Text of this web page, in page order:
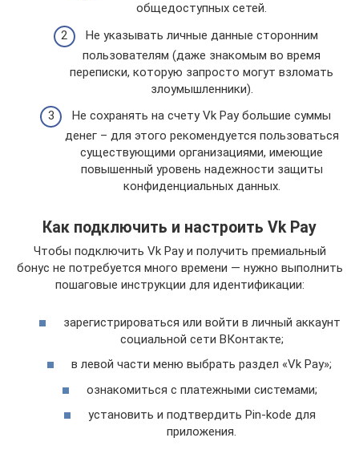
общедоступных сетей.
Не указывать личные данные сторонним
пользователям (даже знакомым во время
переписки, которую запросто могут взломать
злоумышленники).
Не сохранять на счету Vk Pay большие суммы
денег – для этого рекомендуется пользоваться
существующими организациями, имеющие
повышенный уровень надежности защиты
конфиденциальных данных.
Как подключить и настроить Vk Pay
Чтобы подключить Vk Pay и получить премиальный
бонус не потребуется много времени — нужно выполнить
пошаговые инструкции для идентификации:
зарегистрироваться или войти в личный аккаунт
социальной сети ВКонтакте;
в левой части меню выбрать раздел «Vk Pay»;
ознакомиться с платежными системами;
установить и подтвердить Pin-kode для
приложения.